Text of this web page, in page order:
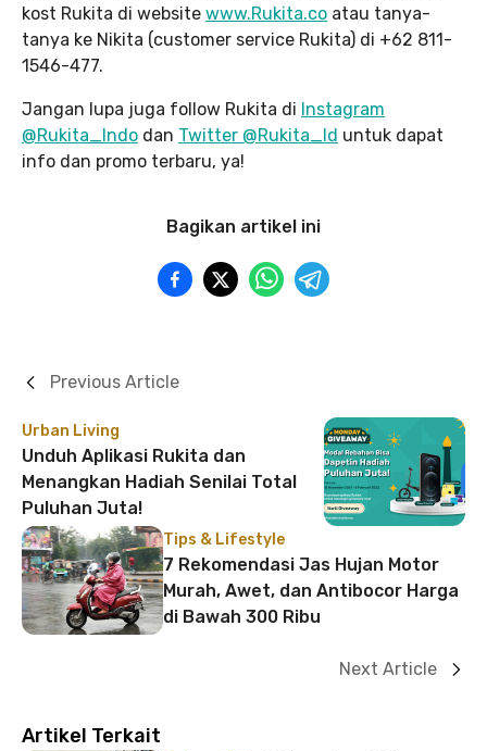
kost Rukita di website www.Rukita.co atau tanya-
tanya ke Nikita (customer service Rukita) di +62 811-
1546-477.
Jangan lupa juga follow Rukita di Instagram
@Rukita_Indo dan Twitter @Rukita_Id untuk dapat
info dan promo terbaru, ya!
Bagikan artikel ini
Urban Living
Unduh Aplikasi Rukita dan
Menangkan Hadiah Senilai Total
Puluhan Juta!
Previous Article
Tips & Lifestyle
7 Rekomendasi Jas Hujan Motor
Murah, Awet, dan Antibocor Harga
di Bawah 300 Ribu
Next Article
Artikel Terkait